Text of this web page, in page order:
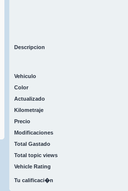
Descripcion
Vehiculo
Color
Actualizado
Kilometraje
Precio
Modificaciones
Total Gastado
Total topic views
Vehicle Rating
Tu calificaci�n